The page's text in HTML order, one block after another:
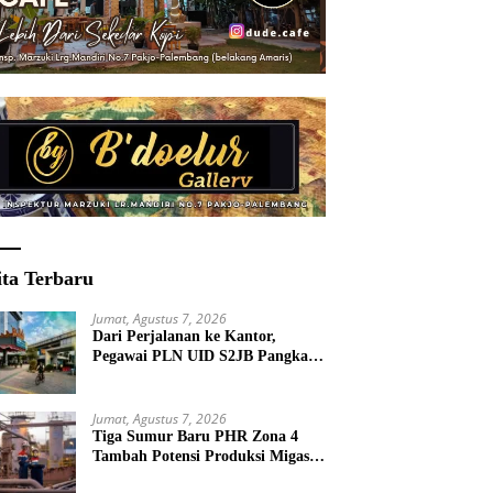
Terbaru
Jumat, Agustus 7, 2026
Dari Perjalanan ke Kantor,
Pegawai PLN UID S2JB Pangkas
Jumat, Agustus 7, 2026
Tiga Sumur Baru PHR Zona 4
Tambah Potensi Produksi Migas